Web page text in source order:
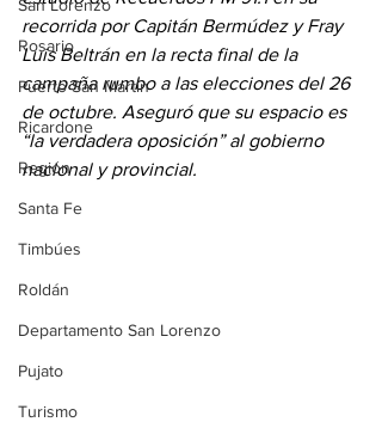
San Lorenzo
Rosario
Puerto San Martín
Ricardone
Región
Santa Fe
Timbúes
Roldán
Departamento San Lorenzo
Pujato
Turismo
recorrida por Capitán Bermúdez y Fray
Luis Beltrán en la recta final de la
campaña rumbo a las elecciones del 26
de octubre. Aseguró que su espacio es
“la verdadera oposición” al gobierno
nacional y provincial.